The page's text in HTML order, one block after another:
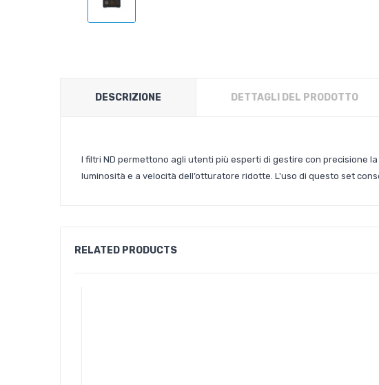
DESCRIZIONE DETTAGLI DEL PRODOTTO
I filtri ND permettono agli utenti più esperti di gestire con precisione
luminosità e a velocità dell’otturatore ridotte. L'uso di questo set
RELATED PRODUCTS